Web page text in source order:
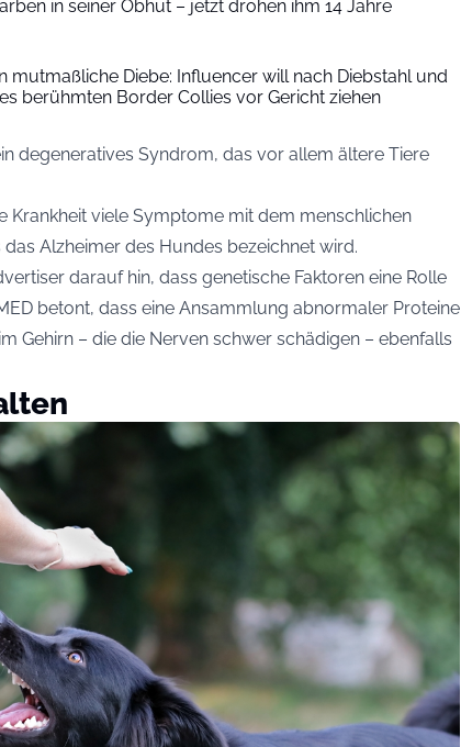
in seiner Obhut – jetzt drohen ihm 14 Jahre
mutmaßliche Diebe: Influencer will nach Diebstahl und
berühmten Border Collies vor Gericht ziehen
degeneratives Syndrom, das vor allem ältere Tiere
Krankheit viele Symptome mit dem menschlichen
Alzheimer des Hundes bezeichnet wird.
darauf hin, dass genetische Faktoren eine Rolle
betont, dass eine Ansammlung abnormaler Proteine
Gehirn – die die Nerven schwer schädigen – ebenfalls